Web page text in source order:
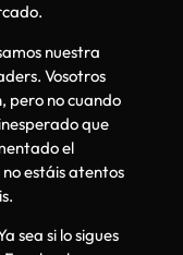
nuestra
Vosotros
pero no cuando
que
el
estáis atentos
sea si lo sigues